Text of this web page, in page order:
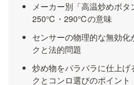
メーカー別「高温炒めボタ
250℃・290℃の意味
センサーの物理的な無効化
クと法的問題
炒め物をパラパラに仕上げ
クとコンロ選びのポイント